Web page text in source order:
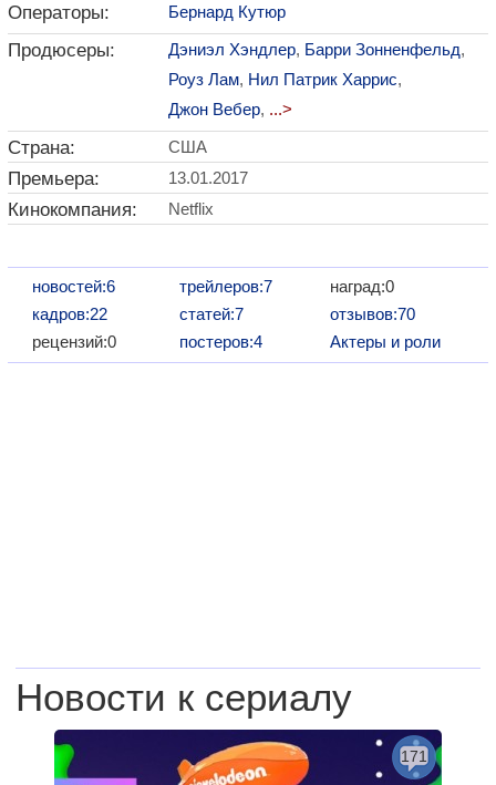
Операторы: Бернард Кутюр
Продюсеры: Дэниэл Хэндлер, Барри Зонненфельд,
Роуз Лам, Нил Патрик Харрис,
Джон Вебер, ...>
Страна: США
Премьера: 13.01.2017
Кинокомпания: Netflix
новостей:6
кадров:22
рецензий:0
трейлеров:7
статей:7
постеров:4
наград:0
отзывов:70
Актеры и роли
Новости к сериалу
171